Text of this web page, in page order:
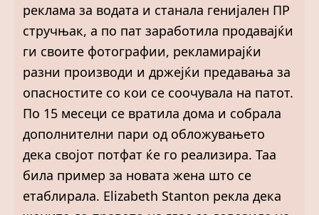
реклама за водата и станала генијален ПР
стручњак, а по пат заработила продавајќи
ги своите фотографии, рекламирајќи
разни производи и држејќи предавања за
опасностите со кои се соочувала на патот.
По 15 месеци се вратила дома и собрала
дополнителни пари од обложувањето
дека својот потфат ќе го реализира. Таа
била пример за новата жена што се
етаблирала. Elizabeth Stanton рекла дека